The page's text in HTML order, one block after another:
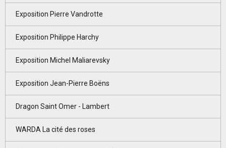
Exposition Pierre Vandrotte
Exposition Philippe Harchy
Exposition Michel Maliarevsky
Exposition Jean-Pierre Boëns
Dragon Saint Omer - Lambert
WARDA La cité des roses